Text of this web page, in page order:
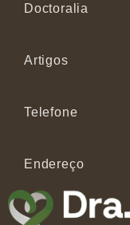
Doctoralia
Artigos
Telefone
Endereço